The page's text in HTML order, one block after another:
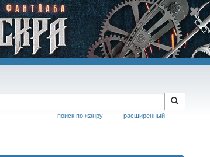
расширенный
поиск по жанру